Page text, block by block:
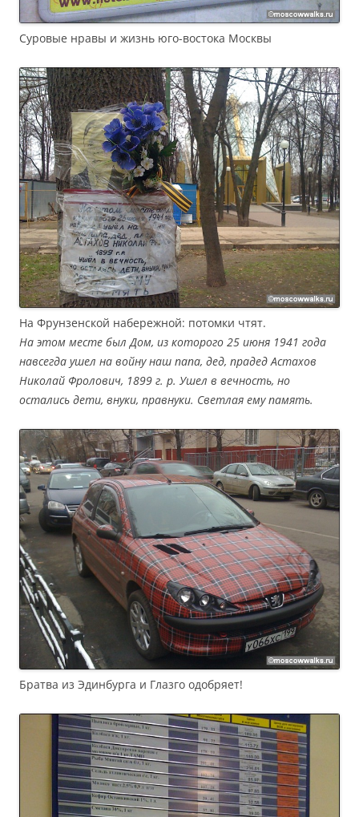
Суровые нравы и жизнь юго-востока Москвы
На Фрунзенской набережной: потомки чтят.
На этом месте был Дом, из которого 25 июня 1941 года
навсегда ушел на войну наш папа, дед, прадед Астахов
Николай Фролович, 1899 г. р. Ушел в вечность, но
остались дети, внуки, правнуки. Светлая ему память.
Братва из Эдинбурга и Глазго одобряет!